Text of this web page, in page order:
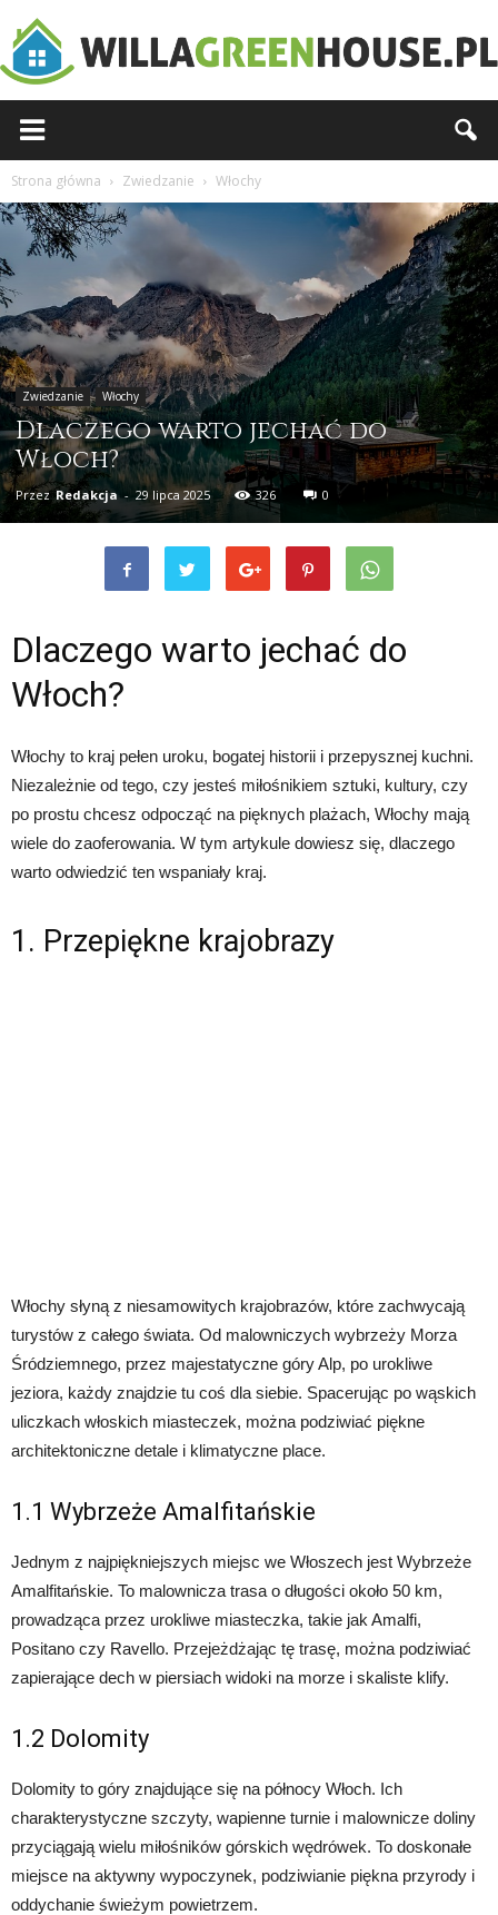
Strona główna Zwiedzanie Włochy
Zwiedzanie Włochy
Dlaczego warto jechać do
Włoch?
Przez Redakcja - 29 lipca 2025 326 0
Dlaczego warto jechać do
Włoch?
Włochy to kraj pełen uroku, bogatej historii i przepysznej kuchni.
Niezależnie od tego, czy jesteś miłośnikiem sztuki, kultury, czy
po prostu chcesz odpocząć na pięknych plażach, Włochy mają
wiele do zaoferowania. W tym artykule dowiesz się, dlaczego
warto odwiedzić ten wspaniały kraj.
1. Przepiękne krajobrazy
Włochy słyną z niesamowitych krajobrazów, które zachwycają
turystów z całego świata. Od malowniczych wybrzeży Morza
Śródziemnego, przez majestatyczne góry Alp, po urokliwe
jeziora, każdy znajdzie tu coś dla siebie. Spacerując po wąskich
uliczkach włoskich miasteczek, można podziwiać piękne
architektoniczne detale i klimatyczne place.
1.1 Wybrzeże Amalfitańskie
Jednym z najpiękniejszych miejsc we Włoszech jest Wybrzeże
Amalfitańskie. To malownicza trasa o długości około 50 km,
prowadząca przez urokliwe miasteczka, takie jak Amalfi,
Positano czy Ravello. Przejeżdżając tę trasę, można podziwiać
zapierające dech w piersiach widoki na morze i skaliste klify.
1.2 Dolomity
Dolomity to góry znajdujące się na północy Włoch. Ich
charakterystyczne szczyty, wapienne turnie i malownicze doliny
przyciągają wielu miłośników górskich wędrówek. To doskonałe
miejsce na aktywny wypoczynek, podziwianie piękna przyrody i
oddychanie świeżym powietrzem.